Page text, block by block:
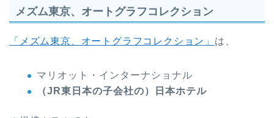
メズム東京、オートグラフコレクション
「メズム東京、オートグラフコレクション」 は、
マリオット・インターナショナル
（JR東日本の子会社の）日本ホテル